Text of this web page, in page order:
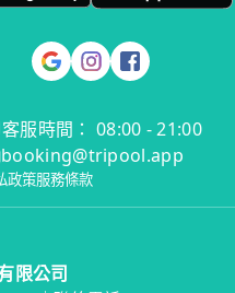
客服時間： 08:00 - 21:00
booking@tripool.app
政策服務條款
限公司